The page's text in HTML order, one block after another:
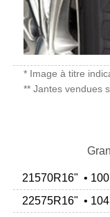
* Image à titre
** Jantes vendues
21570R16" •
22575R16" •